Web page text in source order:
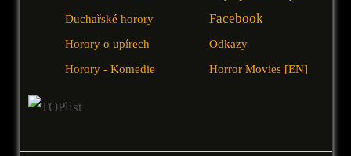
Duchařské horory
Horory o upírech
Horory - Komedie
Facebook
Odkazy
Horror Movies [EN]